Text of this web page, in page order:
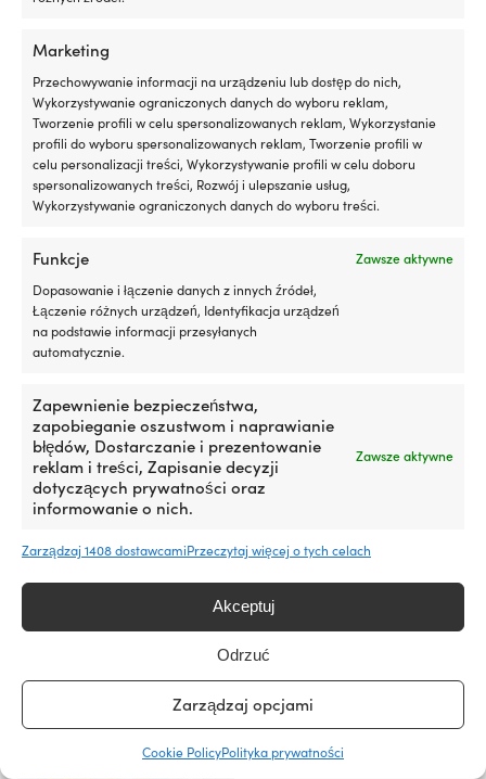
Marketing
Przechowywanie informacji na urządzeniu lub dostęp do nich,
Wykorzystywanie ograniczonych danych do wyboru reklam,
Tworzenie profili w celu spersonalizowanych reklam, Wykorzystanie
profili do wyboru spersonalizowanych reklam, Tworzenie profili w
celu personalizacji treści, Wykorzystywanie profili w celu doboru
spersonalizowanych treści, Rozwój i ulepszanie usług,
Wykorzystywanie ograniczonych danych do wyboru treści.
Funkcje
Zawsze aktywne
Dopasowanie i łączenie danych z innych źródeł,
Łączenie różnych urządzeń, Identyfikacja urządzeń
na podstawie informacji przesyłanych
automatycznie.
Zapewnienie bezpieczeństwa,
zapobieganie oszustwom i naprawianie
błędów, Dostarczanie i prezentowanie
reklam i treści, Zapisanie decyzji
dotyczących prywatności oraz
informowanie o nich.
Zawsze aktywne
Zarządzaj 1408 dostawcamiPrzeczytaj więcej o tych celach
Akceptuj
Odrzuć
Zarządzaj opcjami
Cookie PolicyPolityka prywatności
Uszczelki i zestawy uszczelek
Układy paliwowe